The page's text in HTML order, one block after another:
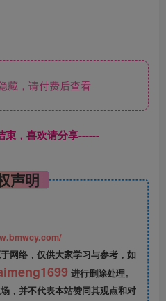
藏，请付费后查看
束，喜欢请分享------
声明
网络，仅供大家学习与参考，如
进行删除处理。
，并不代表本站赞同其观点和对